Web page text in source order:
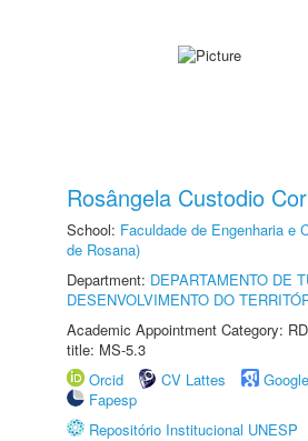
Rosângela Custodio
School: Faculdade de Engenharia e
de Rosana)
Department: DEPARTAMENTO DE
DESENVOLVIMENTO DO
Academic Appointment Category:
title: MS-5.3
Orcid
CV Lattes
Fapesp
Repositório Institucional UNESP